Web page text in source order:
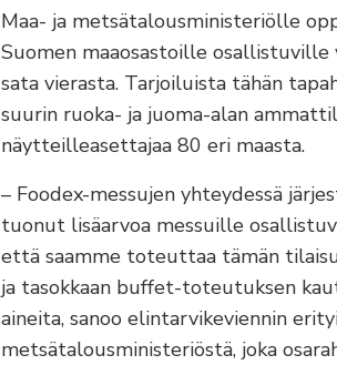
Maa- ja metsätalousministeriölle
Suomen maaosastoille
sata vierasta. Tarjoiluista tähän
suurin ruoka- ja juoma-alan
näytteilleasettajaa 80 eri maasta.
– Foodex-messujen yhteydessä
tuonut lisäarvoa messuille
että saamme toteuttaa tämän
ja tasokkaan buffet-toteutuksen
aineita, sanoo elintarvikeviennin
metsätalousministeriöstä, joka